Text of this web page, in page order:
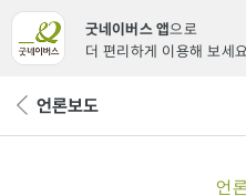
굿네이버스 앱으로
더 편리하게 이용해 보세
뒤 언론보도
언